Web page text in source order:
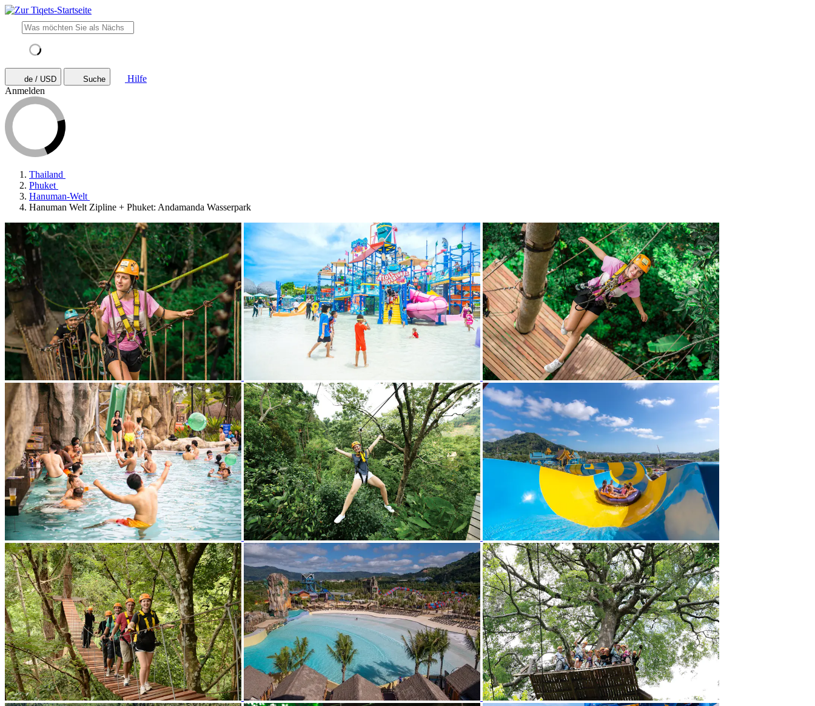
de / USD Suche
Hilfe
Anmelden
Thailand
Phuket
Hanuman-Welt
Hanuman Welt Zipline + Phuket: Andamanda Wasserpark